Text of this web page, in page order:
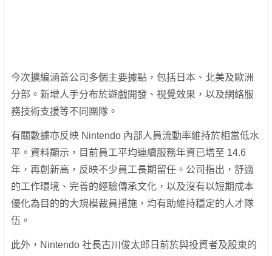
今次擴編涵蓋公司多個主要據點，包括日本、北美及歐洲
分部。新增人手分布於遊戲開發、視覺效果，以及網絡服
務技術支援等不同團隊。
有關數據亦反映 Nintendo 內部人員流動率維持於相當低水
平。資料顯示，目前員工平均連續服務年資已增至 14.6
年，再創新高，反映不少員工長期留任。公司指出，舒適
的工作環境、完善的經驗傳承文化，以及沒有以短期成本
優化為目的的大規模裁員措施，均有助維持穩定的人才隊
伍。
此外，Nintendo 社長古川俊太郎日前於與投資者及股東的